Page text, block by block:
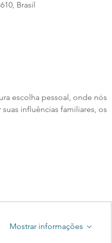
Brasil
escolha pessoal, onde nós
influências familiares, os
Mostrar informações